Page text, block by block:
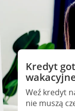
Kredyt
Weź kredyt
nie muszą